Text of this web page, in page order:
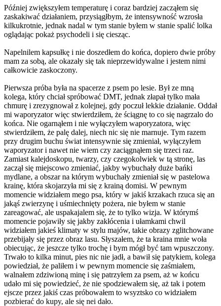
Później zwiększyłem temperaturę i coraz bardziej zacząłem się
zaskakiwać działaniem, przysiągłbym, że intensywność wzrosła
kilkukrotnie, jednak nadal w tym stanie byłem w stanie spalić lolka
oglądając pokaż psychodeli i się ciesząc.
Napelnilem kapsułkę i nie doszedłem do końca, dopiero dwie próby
mam za sobą, ale okazały się tak nieprzewidywalne i jestem nimi
całkowicie zaskoczony.
Pierwsza próba była na spacerze z psem po lesie. Był ze mną
kolega, który chciał spróbować DMT, jednak złapał tylko mała
chmurę i zrezygnował z kolejnej, gdy poczuł lekkie działanie. Oddał
mi waporyzator więc stwierdziłem, że ściągnę to co się nagrzalo do
końca. Nie ogarnąłem i nie wyłączyłem waporyzatora, więc
stwierdziłem, że palę dalej, niech nic się nie marnuje. Tym razem
przy drugim buchu świat intensywnie się zmieniał, wyłączyłem
waporyzator i nawet nie wiem czy zaciągnąłem się trzeci raz.
Zamiast kalejdoskopu, twarzy, czy czegokolwiek w tą stronę, las
zaczął się miejscowo zmieniać, jakby wybuchały duże bańki
mydlane, a obszar na którym wybuchały zmieniał się w pastelowa
krainę, która skojarzyła mi się z krainą domisi. W pewnym
momencie widziałem mego psa, który w jakiś krzakach rzuca się an
jakąś zwierzynę i uśmiechnięty pożera, nie byłem w stanie
zareagować, ale uspakajalem się, że to tylko wizja. W którymś
momencie pojawiły się jakby zakłócenia i ułamkami chwil
widziałem jakieś klimaty w stylu majów, takie obrazy zglitchowane
przebijały się przez obraz lasu. Słyszałem, że ta kraina mnie woła
obiecując, że jeszcze tylko trochę i bym mógł być tam wpuszczony.
Trwało to kilka minut, pies nic nie jadł, a bawił się patykiem, kolega
powiedział, że paliłem i w pewnym momencie się zaśmiałem,
walnałem zdziwioną minę i się patrzyłem za psem, aż w końcu
udało mi się powiedzieć, że nie spodziewałem się, aż tak i potem
ejscze przez jakiś czas próbowałem to wsyztsko co widziałem
pozbierać do kupy, ale się nei dało.